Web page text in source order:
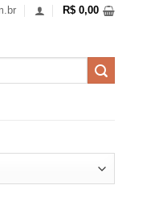
R$ 0,00